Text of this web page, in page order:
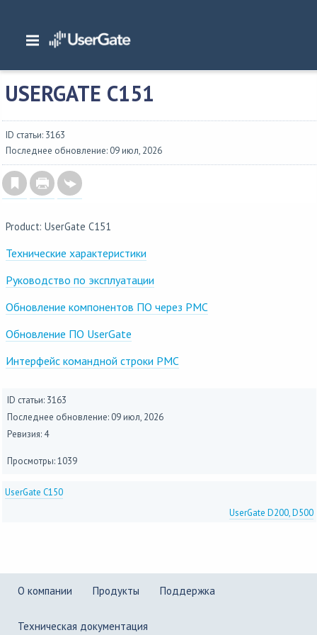
Главная/ Аппаратные платформы
USERGATE C151
ID статьи: 3163
Последнее обновление: 09 июл, 2026
Product: UserGate C151
Технические характеристики
Руководство по эксплуатации
Обновление компонентов ПО через PMC
Обновление ПО UserGate
Интерфейс командной строки PMC
ID статьи: 3163
Последнее обновление: 09 июл, 2026
Ревизия: 4
Просмотры: 1039
UserGate C150
UserGate D200, D500
О компании Продукты Поддержка
Техническая документация